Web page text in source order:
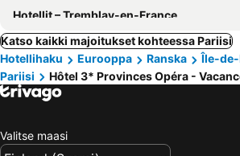
Hotellit – Tremblay-en-France
Katso kaikki majoitukset kohteessa Pariisi
Hotellihaku
Eurooppa Ranska Île-
Pariisi
Hôtel 3* Provinces Opéra -
Valitse maasi